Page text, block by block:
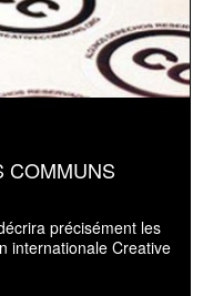
COMMUNS
précisément les
internationale Creative